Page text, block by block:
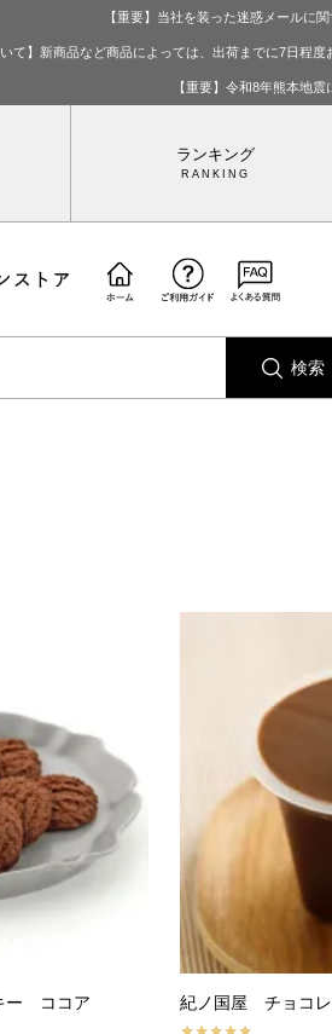
【重要】当社を装った迷惑メールに
て】新商品など商品によっては、出荷までに7日程
【重要】令和8年熊本地
ランキング
検索
ー ココア 紀ノ国屋 チョコレ